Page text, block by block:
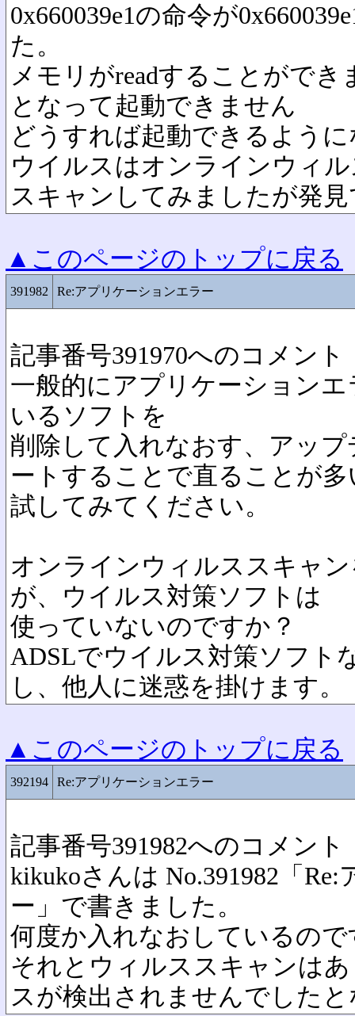
0x660039e1の命令が
た。
メモリがreadすることができ
となって起動できません
どうすれば起動できるよう
ウイルスはオンラインウィ
スキャンしてみましたが発
▲このページのトップに戻る
391982 Re:アプリケーションエラー
記事番号391970へのコメント
一般的にアプリケーション
いるソフトを
削除して入れなおす、アッ
ートすることで直ることが
試してみてください。
オンラインウィルススキャ
が、ウイルス対策ソフトは
使っていないのですか？
ADSLでウイルス対策ソフト
し、他人に迷惑を掛けます。
▲このページのトップに戻る
392194 Re:アプリケーションエラー
記事番号391982へのコメント
kikukoさんは No.391982「
ー」で書きました。
何度か入れなおしているの
それとウィルススキャンは
スが検出されませんでした